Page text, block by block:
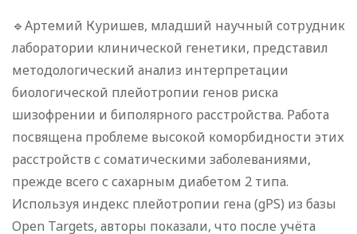
🔹Артемий Куришев, младший научный сотрудник
лаборатории клинической генетики, представил
методологический анализ интерпретации
биологической плейотропии генов риска
шизофрении и биполярного расстройства. Работа
посвящена проблеме высокой коморбидности этих
расстройств с соматическими заболеваниями,
прежде всего с сахарным диабетом 2 типа.
Используя индекс плейотропии гена (gPS) из базы
Open Targets, авторы показали, что после учёта